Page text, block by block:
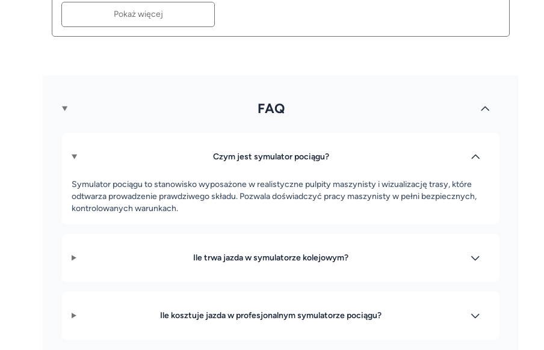
Pokaż więcej
FAQ
Czym jest symulator pociągu?
Symulator pociągu to stanowisko wyposażone w realistyczne pulpity maszynisty i wizualizację trasy, które
odtwarza prowadzenie prawdziwego składu. Pozwala doświadczyć pracy maszynisty w pełni bezpiecznych,
kontrolowanych warunkach.
Ile trwa jazda w symulatorze kolejowym?
Ile kosztuje jazda w profesjonalnym symulatorze pociągu?